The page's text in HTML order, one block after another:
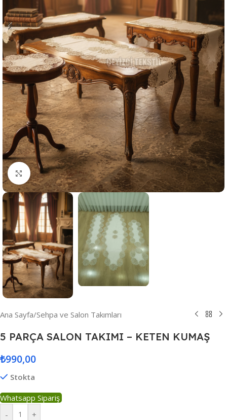
Resmi Büyüt
Ana Sayfa/Sehpa ve Salon Takımları
5 PARÇA SALON TAKIMI – KETEN KUMAŞ
₺990,00
Stokta
Whatsapp Sipariş
-
+